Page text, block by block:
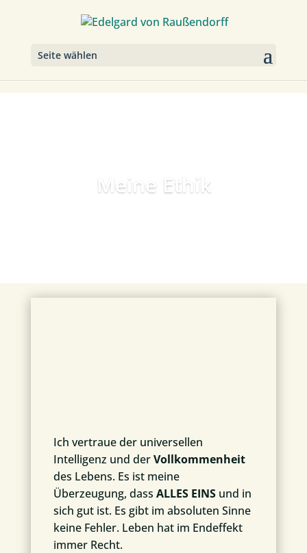
Seite wählen
Meine Ethik
Ich vertraue der universellen
Intelligenz und derVollkommenheit
des Lebens. Es ist meine
Überzeugung, dass ALLES EINSund in
sich gut ist. Es gibt im absoluten Sinne
keine Fehler. Leben hat im Endeffekt
immer Recht.